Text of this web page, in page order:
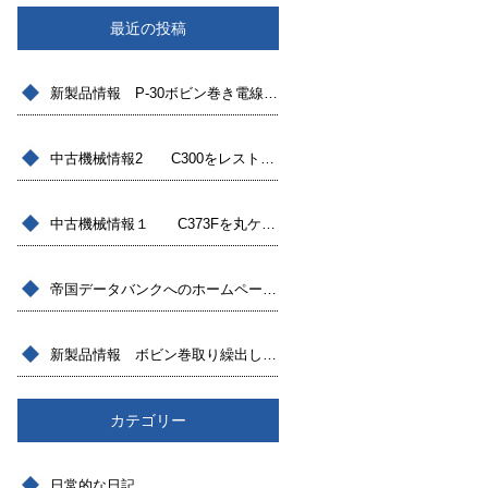
最近の投稿
新製品情報 P-30ボビン巻き電線用繰出し機BCF30登場
中古機械情報2 C300をレストアしたモデル
中古機械情報１ C373Fを丸ケーブル対応へ改造したモデル
帝国データバンクへのホームページを開設しました
新製品情報 ボビン巻取り繰出し装置
カテゴリー